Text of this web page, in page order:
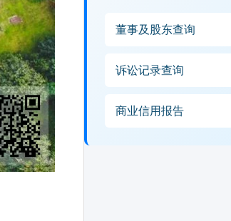
董事及股东查询
诉讼记录查询
商业信用报告